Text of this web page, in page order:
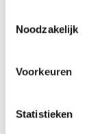
Noodzakelijk
Voorkeuren
Statistieken